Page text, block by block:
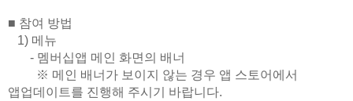
■ 참여 방법
1) 메뉴
- 멤버십앱 메인 화면의 배너
※ 메인 배너가 보이지 않는 경우 앱 스토어에서
앱업데이트를 진행해 주시기 바랍니다.